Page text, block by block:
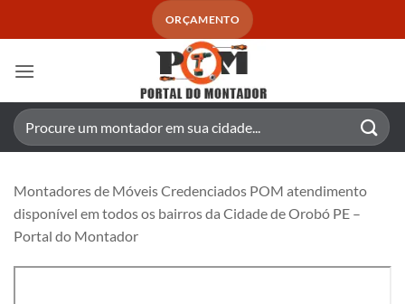
ORÇAMENTO
Pesquisar
por:
Montadores de Móveis Credenciados POM atendimento
disponível em todos os bairros da Cidade de Orobó PE –
Portal do Montador